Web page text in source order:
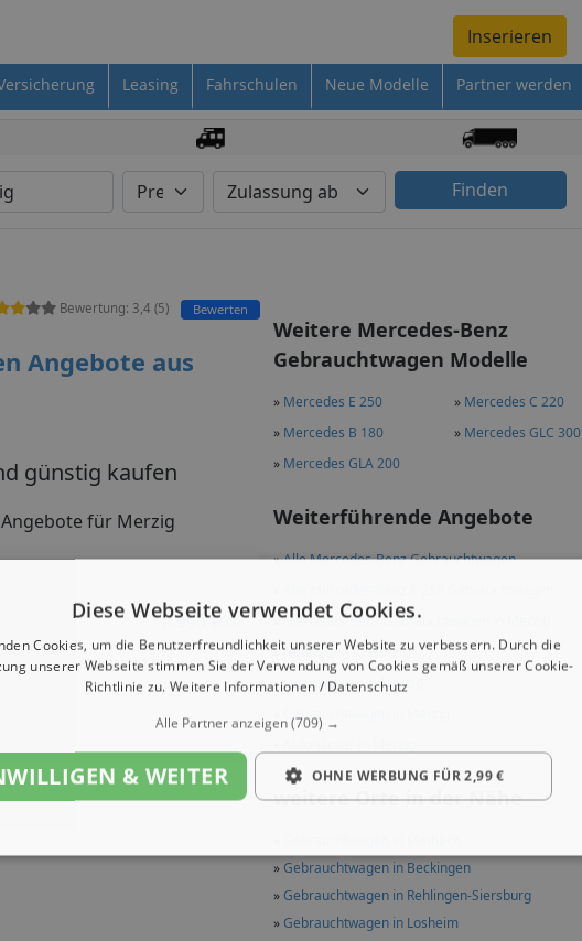
Inserieren
Leasing Fahrschulen Neue Modelle Partner werden
Finden
Weitere Mercedes-Benz
Gebrauchtwagen Modelle
» Mercedes E 250 » Mercedes C 220
» Mercedes B 180 » Mercedes GLC 300
» Mercedes GLA 200
Weiterführende Angebote
»Alle Mercedes-Benz Gebrauchtwagen
»Mercedes-Benz Gebrauchtwagen in Merzig
»Neuwagen in Merzig
»Jahreswagen in Merzig
Gebrauchtwagen in Merzig
weitere Orte in der Nähe
»Gebrauchtwagen in Beckingen
»Gebrauchtwagen in Rehlingen-Siersburg
»Gebrauchtwagen in Losheim
Bewertung: 3,4 (5) Bewerten
Angebote aus
günstig kaufen
für Merzig
18.990 EUR
83 kW (112 PS)
Diese Webseite verwendet Cookies.
Cookies, um die Benutzerfreundlichkeit unserer Website zu verbessern. Durch die
unserer Webseite stimmen Sie der Verwendung von Cookies gemäß unserer Cookie-
Richtlinie zu. Weitere Informationen / Datenschutz
Alle Partner anzeigen(709) →
& WEITER OHNE WERBUNG FÜR 2,99 €